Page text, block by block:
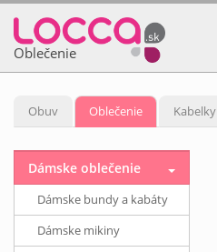
Oblečenie
Obuv Oblečenie Kabelky
Dámske oblečenie
Dámske bundy a kabáty
Dámske mikiny